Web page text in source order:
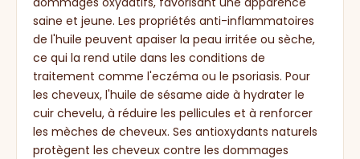
saine et jeune. Les propriétés anti-inflammatoires
de l'huile peuvent apaiser la peau irritée ou sèche,
ce qui la rend utile dans les conditions de
traitement comme l'eczéma ou le psoriasis. Pour
les cheveux, l'huile de sésame aide à hydrater le
cuir chevelu, à réduire les pellicules et à renforcer
les mèches de cheveux. Ses antioxydants naturels
protègent les cheveux contre les dommages